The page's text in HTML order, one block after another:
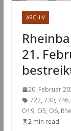
ARCHIV
21.
20. Februar
722, 730, 746,
O19, O5, O6,
2 min read